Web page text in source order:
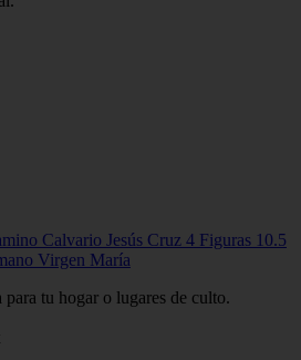
Calvario Jesús Cruz 4 Figuras 10.5
Virgen María
tu hogar o lugares de culto.